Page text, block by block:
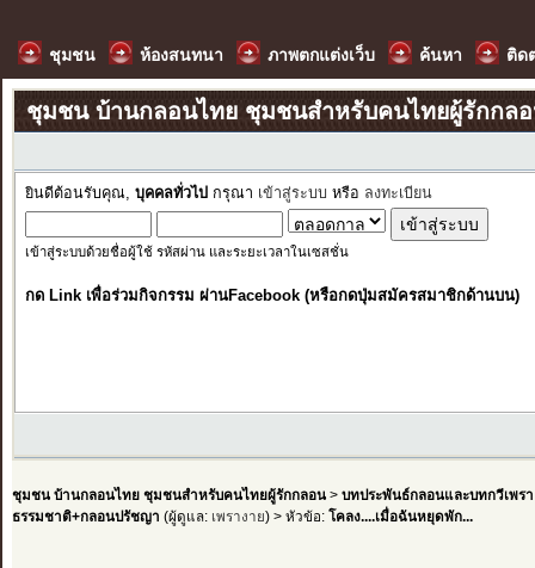
ชุมชน ห้องสนทนา ภาพตกแต่งเว็บ ค้นหา ติด
ชุมชน บ้านกลอนไทย ชุมชนสำหรับคนไทยผู้รักกล
ยินดีต้อนรับคุณ, บุคคลทั่วไป กรุณา เข้าสู่ระบบ หรือ ลงทะเบียน
เข้าสู่ระบบด้วยชื่อผู้ใช้ รหัสผ่าน และระยะเวลาในเซสชั่น
กด Link เพื่อร่วมกิจกรรม ผ่านFacebook (หรือกดปุ่มสมัครสมาชิกด้านบน)
ชุมชน บ้านกลอนไทย ชุมชนสำหรับคนไทยผู้รักกลอน> บทประพันธ์กลอนและบทกวีเพรา
ธรรมชาติ+กลอนปรัชญา (ผู้ดูแล: เพรางาย) > หัวข้อ: โคลง....เมื่อฉันหยุดพัก...